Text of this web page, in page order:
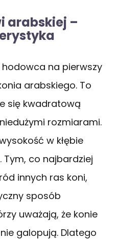
arabskiej –
na pierwszy
arabskiego. To
się kwadratową
rozmiarami.
w kłębie
Tym, co najbardziej
innych ras koni,
sposób
uważają, że konie
galopują. Dlatego